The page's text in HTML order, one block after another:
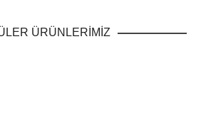
ÜRÜNLERİMİZ